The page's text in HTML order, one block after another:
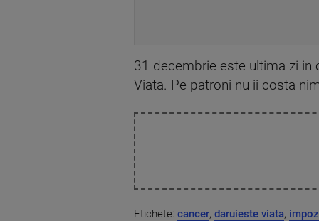
31 decembrie este ultima zi in
Viata. Pe patroni nu ii costa
Etichete: cancer, daruieste viata,